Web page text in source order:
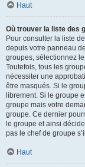
Haut
Où trouver la liste des
Pour consulter la liste
depuis votre panneau
groupes, sélectionnez
Toutefois, tous les
nécessiter une
être masqués. Si le
librement. Si le groupe
groupe mais votre
groupe. Ce dernier
le groupe et ainsi
pas le chef de groupe
Haut